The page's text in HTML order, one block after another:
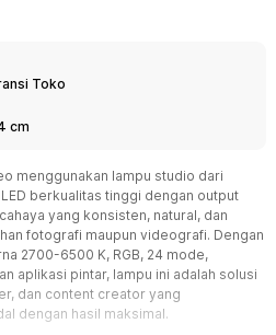
Toko
cm
menggunakan lampu studio dari
berkualitas tinggi dengan output
yang konsisten, natural, dan
fotografi maupun videografi. Dengan
2700-6500 K, RGB, 24 mode,
aplikasi pintar, lampu ini adalah solusi
dan content creator yang
dengan hasil maksimal.